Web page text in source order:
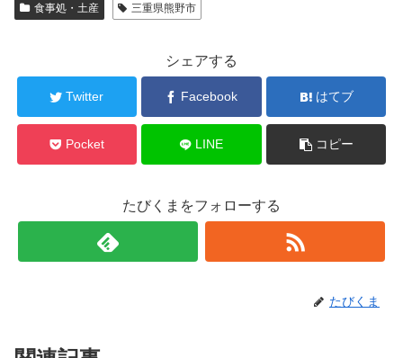
食事処・土産 三重県熊野市
シェアする
Twitter Facebook はてブ
Pocket LINE コピー
たびくまをフォローする
たびくま